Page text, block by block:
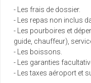
- Les frais de dossier.
- Les repas non inclus
- Les pourboires et
guide, chauffeur),
- Les boissons.
- Les garanties
- Les taxes aéroport et